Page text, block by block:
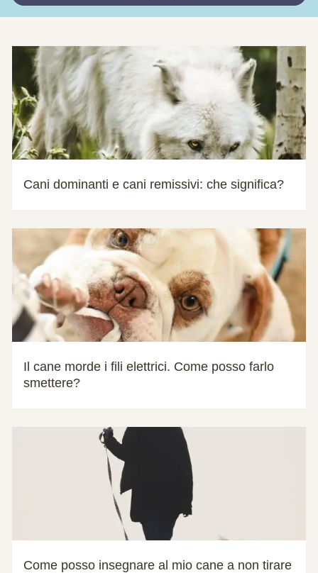
Cani dominanti e cani remissivi: che significa?
Il cane morde i fili elettrici. Come posso farlo
smettere?
Come posso insegnare al mio cane a non tirare